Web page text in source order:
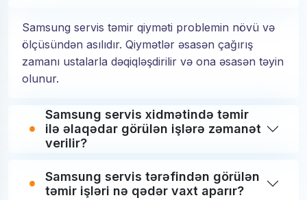
Samsung servis təmir qiyməti problemin növü və
ölçüsündən asılıdır. Qiymətlər əsasən çağırış
zamanı ustalarla dəqiqləşdirilir və ona əsasən təyin
olunur.
Samsung servis xidmətində təmir
ilə əlaqədar görülən işlərə zəmanət
verilir?
Samsung servis tərəfindən görülən
təmir işləri nə qədər vaxt aparır?